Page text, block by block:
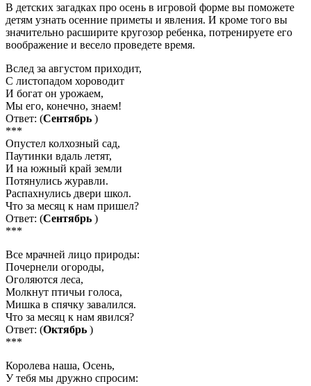
В детских загадках про осень в игровой форме вы поможете
детям узнать осенние приметы и явления. И кроме того вы
значительно расширите кругозор ребенка, потренируете его
воображение и весело проведете время.
Вслед за августом приходит,
С листопадом хороводит
И богат он урожаем,
Мы его, конечно, знаем!
Ответ: (Сентябрь )
***
Опустел колхозный сад,
Паутинки вдаль летят,
И на южный край земли
Потянулись журавли.
Распахнулись двери школ.
Что за месяц к нам пришел?
Ответ: (Сентябрь )
***
Все мрачней лицо природы:
Почернели огороды,
Оголяются леса,
Молкнут птичьи голоса,
Мишка в спячку завалился.
Что за месяц к нам явился?
Ответ: (Октябрь )
***
Королева наша, Осень,
У тебя мы дружно спросим: